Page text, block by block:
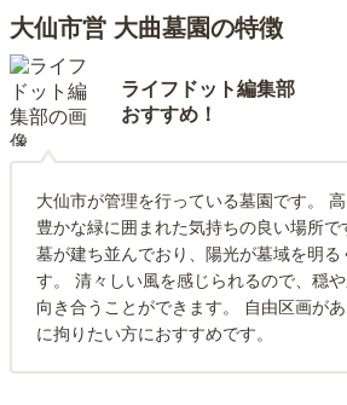
大仙市営 大曲墓園の特徴
ライフドット編集部
おすすめ！
大仙市が管理を行っている墓園です。 高
豊かな緑に囲まれた気持ちの良い場所
墓が建ち並んでおり、陽光が墓域を明る
す。 清々しい風を感じられるので、穏
向き合うことができます。 自由区画が
に拘りたい方におすすめです。